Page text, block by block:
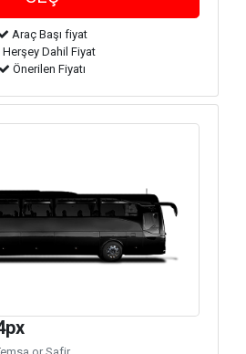
Araç Başı fiyat
Herşey Dahil Fiyat
Önerilen Fiyatı